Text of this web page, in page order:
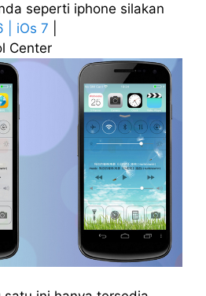
seperti iphone silakan
| iOs 7
Center